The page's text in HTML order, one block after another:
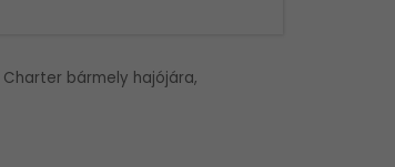
bármely hajójára,